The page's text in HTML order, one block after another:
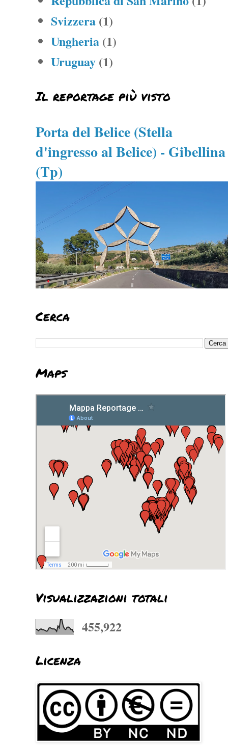
Svizzera (1)
Ungheria (1)
Uruguay (1)
Il reportage più visto
Porta del Belice (Stella
d'ingresso al Belice) - Gibellina
(Tp)
Cerca
Maps
Visualizzazioni totali
455,922
Licenza